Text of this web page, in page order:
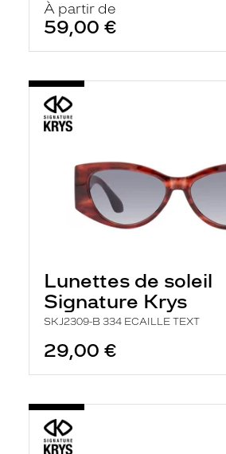
À partir de
59,00 €
Lunettes de soleil
Signature Krys
SKJ2309-B 334 ECAILLE TEXT
29,00 €